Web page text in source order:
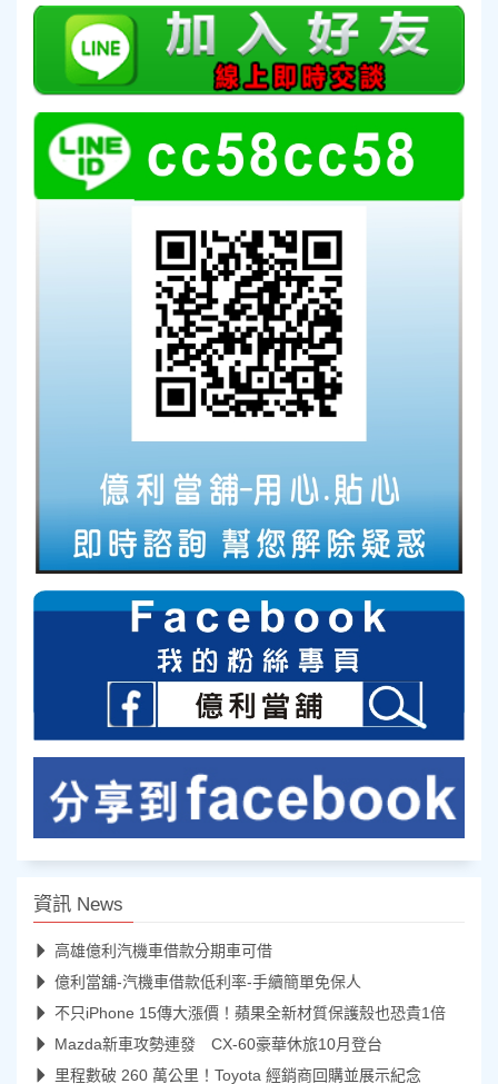
資訊 News
高雄億利汽機車借款分期車可借
億利當舖-汽機車借款低利率-手續簡單免保人
不只iPhone 15傳大漲價！蘋果全新材質保護殼也恐貴1倍
Mazda新車攻勢連發 CX-60豪華休旅10月登台
里程數破 260 萬公里！Toyota 經銷商回購並展示紀念